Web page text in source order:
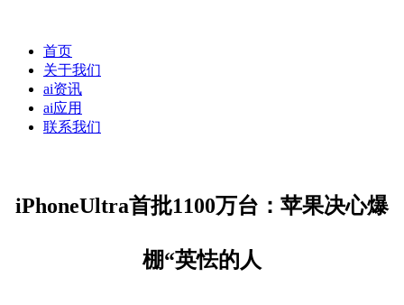
首页
关于我们
ai资讯
ai应用
联系我们
iPhoneUltra首批1100万台：苹果决心爆
棚“英怯的人